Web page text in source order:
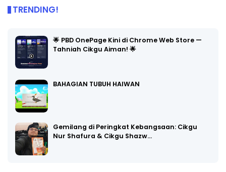
TRENDING!
🌟 PBD OnePage Kini di Chrome Web Store —
Tahniah Cikgu Aiman! 🌟
BAHAGIAN TUBUH HAIWAN
Gemilang di Peringkat Kebangsaan: Cikgu
Nur Shafura & Cikgu Shazw…